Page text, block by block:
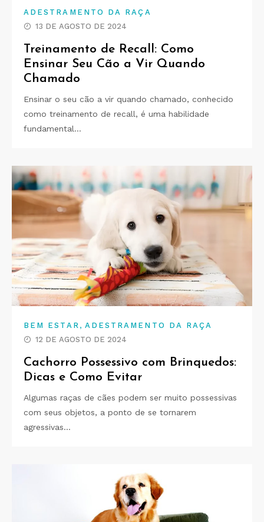
ADESTRAMENTO DA RAÇA
13 DE AGOSTO DE 2024
Treinamento de Recall: Como
Ensinar Seu Cão a Vir Quando
Chamado
Ensinar o seu cão a vir quando chamado, conhecido
como treinamento de recall, é uma habilidade
fundamental…
BEM ESTAR , ADESTRAMENTO DA RAÇA
12 DE AGOSTO DE 2024
Cachorro Possessivo com Brinquedos:
Dicas e Como Evitar
Algumas raças de cães podem ser muito possessivas
com seus objetos, a ponto de se tornarem
agressivas…